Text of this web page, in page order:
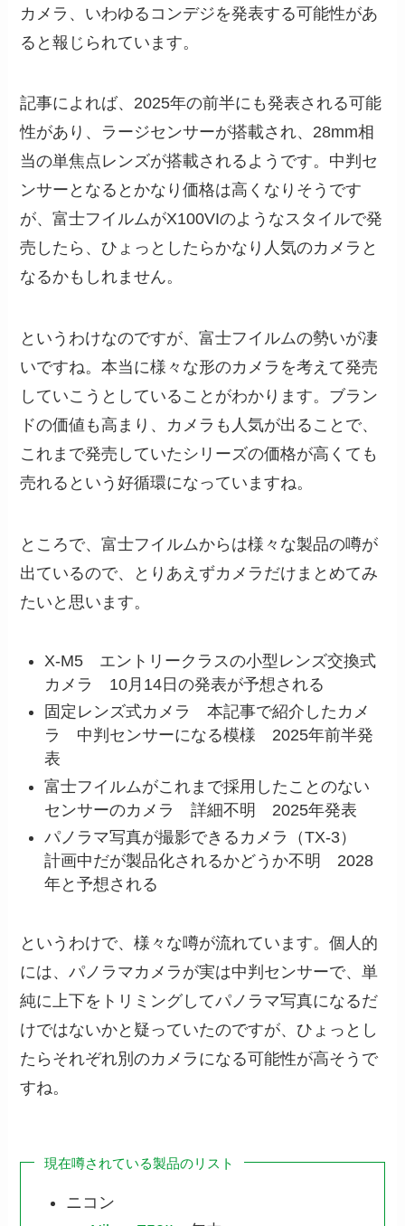
カメラ、いわゆるコンデジを発表する可能性があ
ると報じられています。
記事によれば、2025年の前半にも発表される可能
性があり、ラージセンサーが搭載され、28mm相
当の単焦点レンズが搭載されるようです。中判セ
ンサーとなるとかなり価格は高くなりそうです
が、富士フイルムがX100VIのようなスタイルで発
売したら、ひょっとしたらかなり人気のカメラと
なるかもしれません。
というわけなのですが、富士フイルムの勢いが凄
いですね。本当に様々な形のカメラを考えて発売
していこうとしていることがわかります。ブラン
ドの価値も高まり、カメラも人気が出ることで、
これまで発売していたシリーズの価格が高くても
売れるという好循環になっていますね。
ところで、富士フイルムからは様々な製品の噂が
出ているので、とりあえずカメラだけまとめてみ
たいと思います。
X-M5 エントリークラスの小型レンズ交換式
カメラ 10月14日の発表が予想される
固定レンズ式カメラ 本記事で紹介したカメ
ラ 中判センサーになる模様 2025年前半発
表
富士フイルムがこれまで採用したことのない
センサーのカメラ 詳細不明 2025年発表
パノラマ写真が撮影できるカメラ（TX-3）
計画中だが製品化されるかどうか不明 2028
年と予想される
というわけで、様々な噂が流れています。個人的
には、パノラマカメラが実は中判センサーで、単
純に上下をトリミングしてパノラマ写真になるだ
けではないかと疑っていたのですが、ひょっとし
たらそれぞれ別のカメラになる可能性が高そうで
すね。
現在噂されている製品のリスト
ニコン